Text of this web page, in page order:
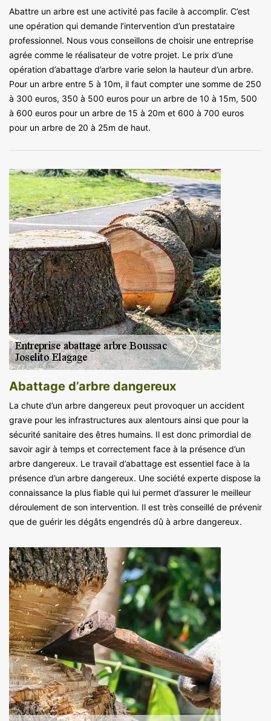
Abattre un arbre est une activité pas facile à accomplir. C’est
une opération qui demande l’intervention d’un prestataire
professionnel. Nous vous conseillons de choisir une entreprise
agrée comme le réalisateur de votre projet. Le prix d’une
opération d’abattage d’arbre varie selon la hauteur d’un arbre.
Pour un arbre entre 5 à 10m, il faut compter une somme de 250
à 300 euros, 350 à 500 euros pour un arbre de 10 à 15m, 500
à 600 euros pour un arbre de 15 à 20m et 600 à 700 euros
pour un arbre de 20 à 25m de haut.
Abattage d’arbre dangereux
La chute d’un arbre dangereux peut provoquer un accident
grave pour les infrastructures aux alentours ainsi que pour la
sécurité sanitaire des êtres humains. Il est donc primordial de
savoir agir à temps et correctement face à la présence d’un
arbre dangereux. Le travail d’abattage est essentiel face à la
présence d’un arbre dangereux. Une société experte dispose la
connaissance la plus fiable qui lui permet d’assurer le meilleur
déroulement de son intervention. Il est très conseillé de prévenir
que de guérir les dégâts engendrés dû à arbre dangereux.